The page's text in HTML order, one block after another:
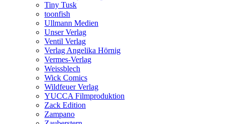
Tiny Tusk
toonfish
Ullmann Medien
Unser Verlag
Ventil Verlag
Verlag Angelika Hörnig
Vermes-Verlag
Weissblech
Wick Comics
Wildfeuer Verlag
YUCCA Filmproduktion
Zack Edition
Zampano